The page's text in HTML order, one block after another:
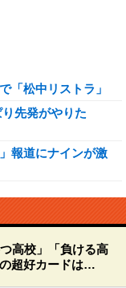
「松中リストラ」
先発がやりた
報道にナインが激
高校」「負ける高
超好カードは…